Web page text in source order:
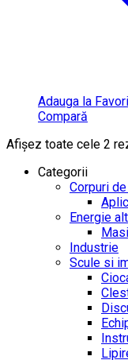
Adauga la
Compară
Afișez toate cele 2
Categorii
Corpuri
Energie
Industrie
Scule si